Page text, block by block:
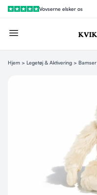
Vovserne elsker os
Hjem > Legetøj & Aktivering > Bamser